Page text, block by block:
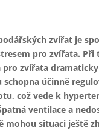
zvířat je
pro zvířata. Při
pro zvířata
schopna účinně
což vede k
ventilace a
mohou situaci ještě